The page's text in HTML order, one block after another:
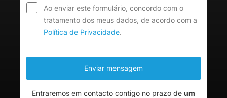
Ao enviar este formulário, concordo com o
tratamento dos meus dados, de acordo com a
Política de Privacidade.
Entraremos em contacto contigo no prazo de um